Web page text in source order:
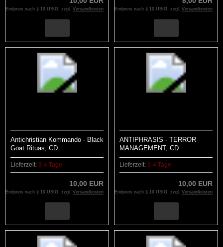
Endpreis nach § 19 UStG. zzgl. Versandkosten Endpreis nach § 19 UStG. zzgl. Versandkosten
Antichristian Kommando - Black
Goat Rituas, CD
Lieferzeit: 3-4 Tage
10,00 EUR
Endpreis nach § 19 UStG. zzgl. Versandkosten
ANTIPHRASIS - TERROR
MANAGEMENT, CD
Lieferzeit: 3-4 Tage
10,00 EUR
Endpreis nach § 19 UStG. zzgl. Versandkosten